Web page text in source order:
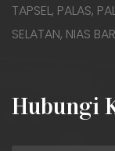
TAPSEL, PALAS,
SELATAN, NIAS
Hubungi